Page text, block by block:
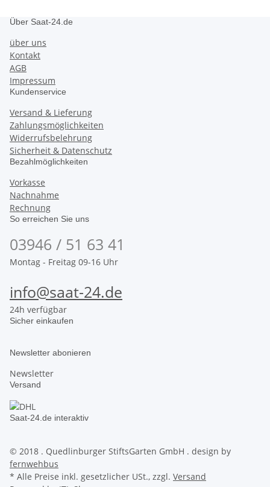
Über Saat-24.de
über uns
Kontakt
AGB
Impressum
Kundenservice
Versand & Lieferung
Zahlungsmöglichkeiten
Widerrufsbelehrung
Sicherheit & Datenschutz
Bezahlmöglichkeiten
Vorkasse
Nachnahme
Rechnung
So erreichen Sie uns
03946 / 51 63 41
Montag - Freitag 09-16 Uhr
info@saat-24.de
24h verfügbar
Sicher einkaufen
Newsletter abonieren
Newsletter
Versand
Saat-24.de interaktiv
© 2018 . Quedlinburger StiftsGarten GmbH . design by
fernwehbus
* Alle Preise inkl. gesetzlicher USt., zzgl. Versand